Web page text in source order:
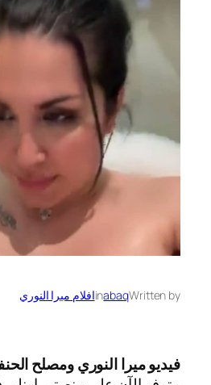
Written by
abaq
inافلام ميرا النوري
فيديو ميرا النوري ومصلح